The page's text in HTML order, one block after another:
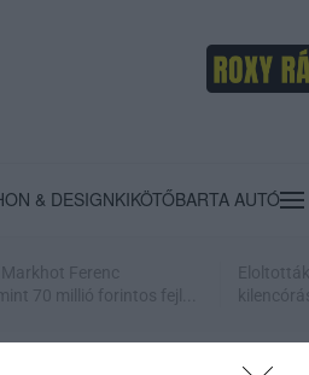
& DESIGNKIKÖTŐBARTA AUTÓ
Ferenc
70 millió forintos fejl...